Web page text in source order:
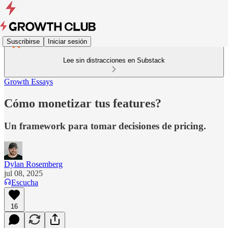
Suscribirse Iniciar sesión
Lee sin distracciones en Substack
Growth Essays
Cómo monetizar tus features?
Un framework para tomar decisiones de pricing.
Dylan Rosemberg
jul 08, 2025
Escucha
16